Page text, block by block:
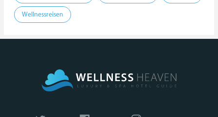
Wellnessreisen